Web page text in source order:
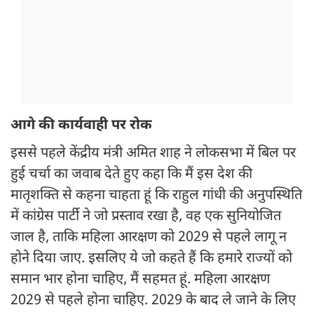
आगे की कार्यवाही पर रोक
इससे पहले केंद्रीय मंत्री अमित शाह ने लोकसभा में बिल पर
हुई चर्चा का जवाब देते हुए कहा कि मैं इस देश की
मातृशक्ति से कहना चाहता हूं कि राहुल गांधी की अनुपस्थिति
में कांग्रेस पार्टी ने जो प्रस्ताव रखा है, वह एक सुनियोजित
जाल है, ताकि महिला आरक्षण को 2029 से पहले लागू न
होने दिया जाए. इसलिए ये जो कहते हैं कि हमारे राज्यों को
समान भार होना चाहिए, मैं सहमत हूं. महिला आरक्षण
2029 से पहले होना चाहिए. 2029 के बाद ले जाने के लिए